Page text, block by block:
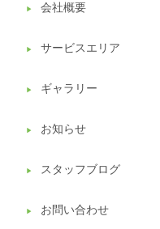
▶︎ 会社概要
▶︎ サービスエリア
▶︎ ギャラリー
▶︎ お知らせ
▶︎ スタッフブログ
▶︎ お問い合わせ
壁面緑化
ギフト販売
造園ガーデニング
植木処分